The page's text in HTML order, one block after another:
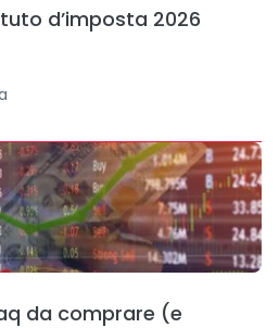
d’imposta 2026
da comprare (e